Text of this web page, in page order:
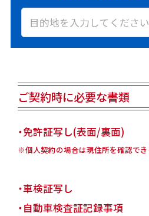
ご契約時に必要な書類
・免許証写し(表面/裏面)
※個人契約の場合は現住所を確認で
・車検証写し
・自動車検査証記録事項